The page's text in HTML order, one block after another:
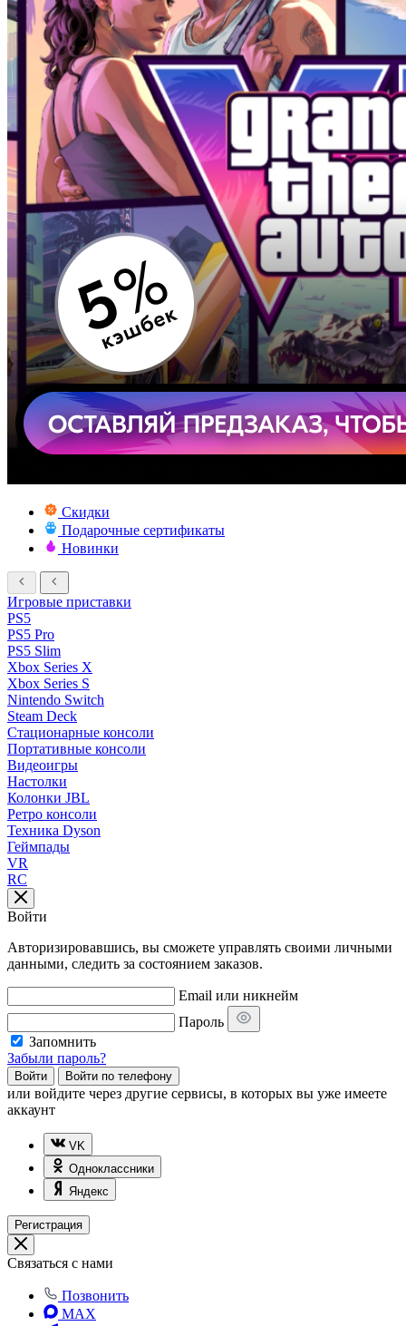
Скидки
Подарочные сертификаты
Новинки
Игровые приставки
PS5
PS5 Pro
PS5 Slim
Xbox Series X
Xbox Series S
Nintendo Switch
Steam Deck
Стационарные консоли
Портативные консоли
Видеоигры
Настолки
Колонки JBL
Ретро консоли
Техника Dyson
Геймпады
VR
RC
Войти
Авторизировавшись, вы сможете управлять своими личными
данными, следить за состоянием заказов.
Email или никнейм
Пароль
Запомнить
Забыли пароль?
Войти Войти по телефону
или войдите через другие сервисы, в которых вы уже имеете
аккаунт
VK
Одноклассники
Яндекс
Регистрация
Связаться с нами
Позвонить
MAX